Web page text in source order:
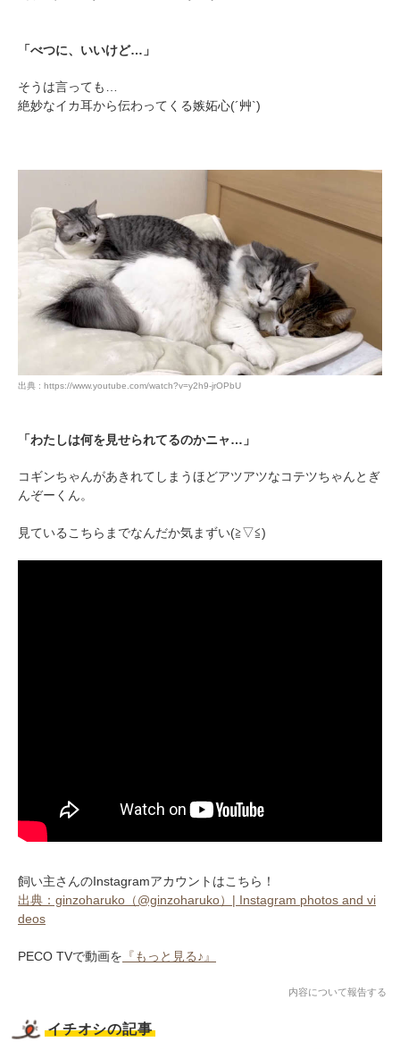
「べつに、いいけど…」
そうは言っても…
絶妙なイカ耳から伝わってくる嫉妬心(´艸`)
出典 : https://www.youtube.com/watch?v=y2h9-jrOPbU
「わたしは何を見せられてるのかニャ…」
コギンちゃんがあきれてしまうほどアツアツなコテツちゃんとぎ
んぞーくん。
見ているこちらまでなんだか気まずい(≧▽≦)
飼い主さんのInstagramアカウントはこちら！
出典：ginzoharuko（@ginzoharuko）| Instagram photos and vi
deos
PECO TVで動画を 『もっと見る♪』
内容について報告する
イチオシの記事
閉じる
いぬ部をフォロー
ねこ部をフォロー
PECOアプリをダウンロード済みの方
アプリで開く